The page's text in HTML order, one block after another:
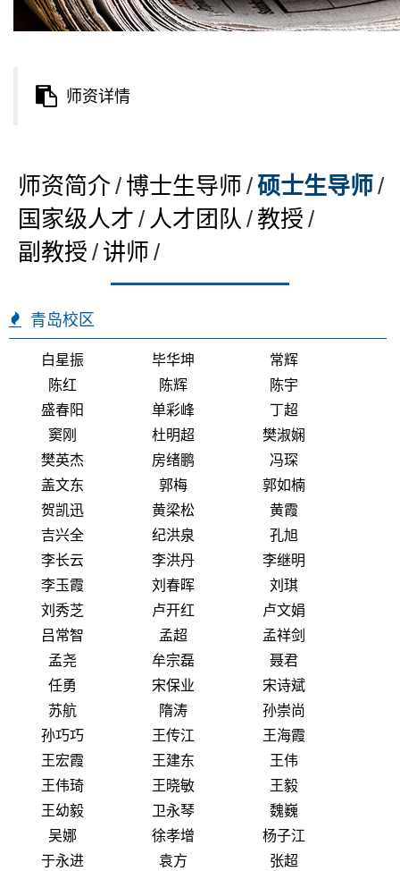
师资详情
师资简介/ 博士生导师 /硕士生导师/
国家级人才 / 人才团队 / 教授 /
副教授 / 讲师 /
青岛校区
白星振 毕华坤
常辉
陈红
陈辉
陈宇
盛春阳
单彩峰
丁超
窦刚
杜明超
樊淑娴
樊英杰
房绪鹏
冯琛
盖文东
郭梅
郭如楠
贺凯迅
黄梁松
黄霞
吉兴全
纪洪泉
孔旭
李长云
李洪丹
李继明
李玉霞
刘春晖
刘琪
刘秀芝
卢开红
卢文娟
吕常智
孟超
孟祥剑
孟尧
牟宗磊
聂君
任勇
宋保业
宋诗斌
苏航
隋涛
孙崇尚
孙巧巧
王传江
王海霞
王宏霞
王建东
王伟
王伟琦
王晓敏
王毅
王幼毅
卫永琴
魏巍
吴娜
徐孝增
杨子江
于永进
袁方
张超